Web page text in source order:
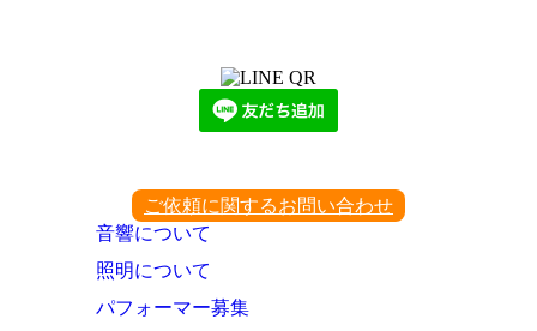
ご依頼に関するお問い合わせ
音響について
照明について
パフォーマー募集